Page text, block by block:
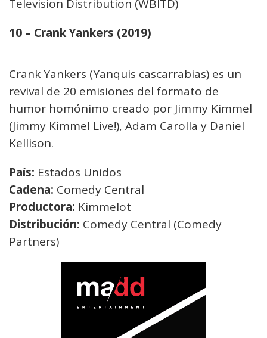
Television Distribution (WBITD)
10 – Crank Yankers (2019)
Crank Yankers (Yanquis cascarrabias) es un
revival de 20 emisiones del formato de
humor homónimo creado por Jimmy Kimmel
(Jimmy Kimmel Live!), Adam Carolla y Daniel
Kellison.
País: Estados Unidos
Cadena: Comedy Central
Productora: Kimmelot
Distribución: Comedy Central (Comedy
Partners)